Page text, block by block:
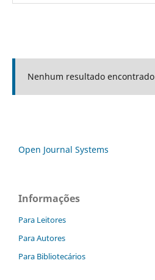
Nenhum resultado encontrado
Open Journal Systems
Informações
Para Leitores
Para Autores
Para Bibliotecários